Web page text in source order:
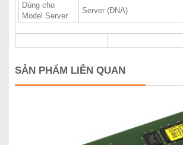
Dùng cho
Model Server
Server (ĐNA)
SẢN PHẨM LIÊN QUAN